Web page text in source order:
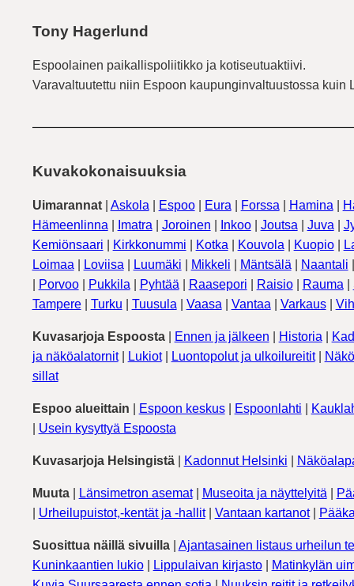
Tony Hagerlund
Espoolainen paikallispoliitikko ja kotiseutuaktiivi.
Varavaltuutettu niin Espoon kaupunginvaltuustossa
Kuvakokonaisuuksia
Uimarannat| Askola Espoo| Eura Forssa Hamina
Hämeenlinna
Imatra Joroinen Inkoo| Joutsa Juva
Kemiönsaari
Kirkkonummi Kotka Kouvola Kuopio|
Loimaa
Loviisa Luumäki Mikkeli Mäntsälä Naantali
Porvoo| Pukkila Pyhtää Raasepori Raisio| Rauma
Tampere| Turku Tuusula Vaasa Vantaa Varkaus|
Kuvasarjoja Espoosta| Ennen ja jälkeen Historia
ja näköalatornit| Lukiot| Luontopolut ja ulkoilureitit|
sillat
Espoo alueittain Espoon keskus| Espoonlahti
Usein kysyttyä Espoosta
Kuvasarjoja Helsingistä| Kadonnut Helsinki
Muuta| Länsimetron asemat| Museoita ja näyttelyitä
Urheilupuistot,-kentät ja -hallit| Vantaan kartanot|
Suosittua näillä sivuilla| Ajantasainen listaus urheilun
Kuninkaantien lukio| Lippulaivan kirjasto|
Matinkylän